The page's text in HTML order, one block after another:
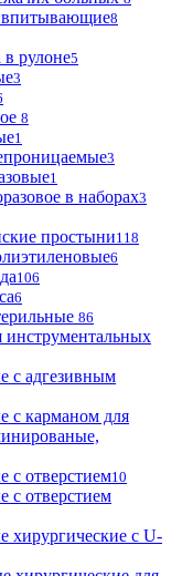
впитывающие8
рулоне5
3
8
1
3
1
в наборах3
простыни118
6
106
6
86
с адгезивным
с карманом для
с отверстием10
с отверстием
хирургические с U-